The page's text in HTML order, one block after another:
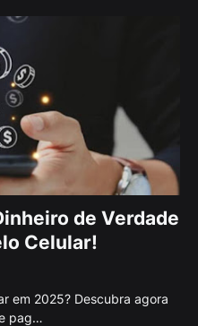
de Verdade
Celular!
em 2025? Descubra agora
pag…